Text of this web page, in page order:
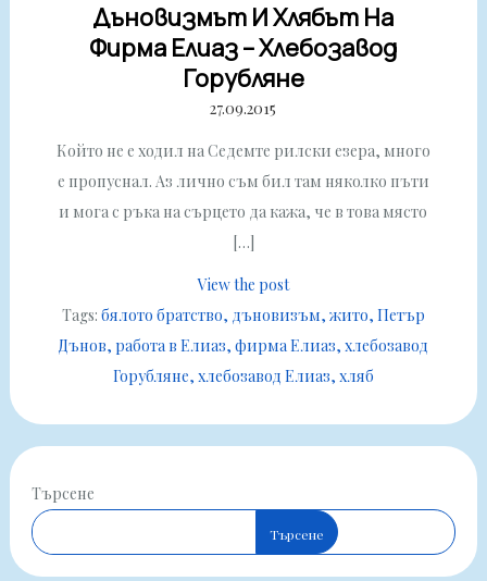
Дъновизмът И Хлябът На
Фирма Елиаз – Хлебозавод
Горубляне
27.09.2015
Който не е ходил на Седемте рилски езера, много
е пропуснал. Аз лично съм бил там няколко пъти
и мога с ръка на сърцето да кажа, че в това място
[…]
View the post
Tags: бялото братство дъновизъм жито Петър
Дънов работа в Елиаз фирма Елиаз хлебозавод
Горубляне хлебозавод Елиаз хляб
Търсене
Търсене